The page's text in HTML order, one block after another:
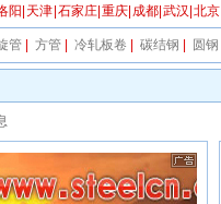
阳 |天津 |石家庄|重庆|成都 |武汉 |北京
管 方管 冷轧板卷 碳结钢 圆钢